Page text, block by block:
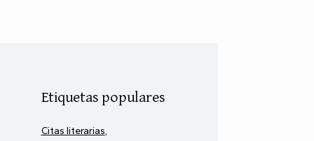
Etiquetas populares
Citas literarias